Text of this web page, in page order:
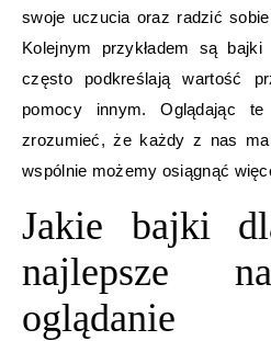
swoje uczucia oraz radzić
Kolejnym przykładem są
często podkreślają wartość
pomocy innym. Oglądając
zrozumieć, że każdy z nas
wspólnie możemy osiągnąć
Jakie bajki
najlepsze
oglądanie